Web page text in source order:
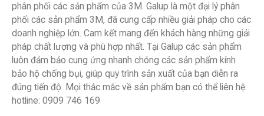
phân phối các sản phẩm của 3M. Galup là một đại lý phân
phối các sản phẩm 3M, đã cung cấp nhiều giải pháp cho các
doanh nghiệp lớn. Cam kết mang đến khách hàng những giải
pháp chất lượng và phù hợp nhất. Tại Galup các sản phẩm
luôn đảm bảo cung ứng nhanh chóng các sản phẩm kính
bảo hộ chống bụi, giúp quy trình sản xuất của bạn diễn ra
đúng tiến độ. Mọi thắc mắc về sản phẩm bạn có thể liên hệ
hotline: 0909 746 169